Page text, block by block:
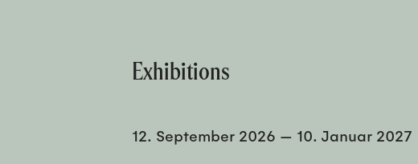
Exhibitions
12. September 2026 — 10. Januar 2027